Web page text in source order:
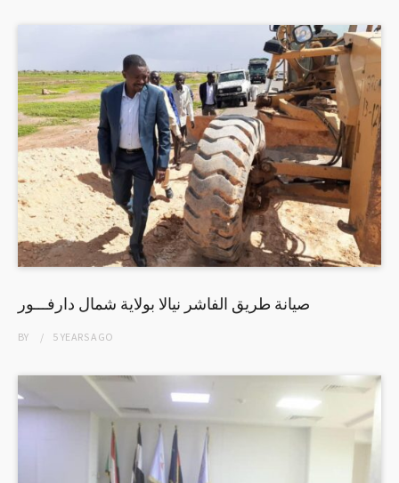
صيانة طريق الفاشر نيالا بولاية شمال دارفـــور
BY 5 YEARSAGO